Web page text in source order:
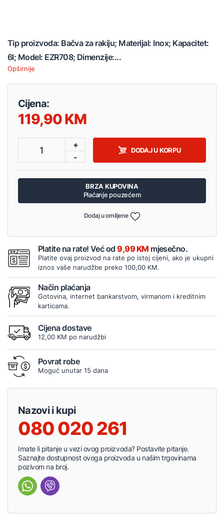
Tip proizvoda: Bačva za rakiju; Materijal: Inox; Kapacitet:
6l; Model: EZR708; Dimenzije:...
Opširnije
Cijena:
119,90
1
+
-
DODAJ U KORPU
BRZA KUPOVINA
Plaćanje pouzećem
Dodaj u omiljene
Platite na rate! Već od9,99 KM mjesečno.
Platite ovaj proizvod na rate po istoj cijeni, ako je ukupni
iznos vaše narudžbe preko 100,00 KM.
Način plaćanja
Gotovina, internet bankarstvom, virmanom i kreditnim
karticama.
Cijena dostave
12,00 KM po narudžbi
Povrat robe
Moguć unutar 15 dana
Nazovi i kupi
080 020 261
Imate li pitanje u vezi ovog proizvoda? Postavite pitanje.
Saznajte dostupnost ovoga proizvoda u našim trgovinama
pozivom na broj.